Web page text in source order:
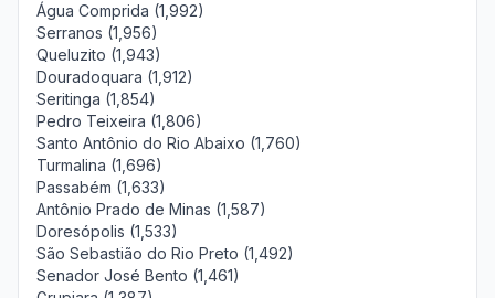
Água Comprida (1,992)
Serranos (1,956)
Queluzito (1,943)
Douradoquara (1,912)
Seritinga (1,854)
Pedro Teixeira (1,806)
Santo Antônio do Rio Abaixo (1,760)
Turmalina (1,696)
Passabém (1,633)
Antônio Prado de Minas (1,587)
Doresópolis (1,533)
São Sebastião do Rio Preto (1,492)
Senador José Bento (1,461)